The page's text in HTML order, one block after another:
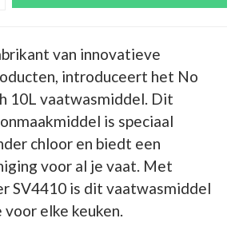
van innovatieve
introduceert het No
10L vaatwasmiddel. Dit
is speciaal
chloor en biedt een
voor al je vaat. Met
SV4410 is dit vaatwasmiddel
elke keuken.